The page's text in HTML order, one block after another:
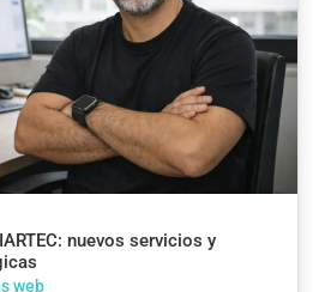
nuevos servicios y
web